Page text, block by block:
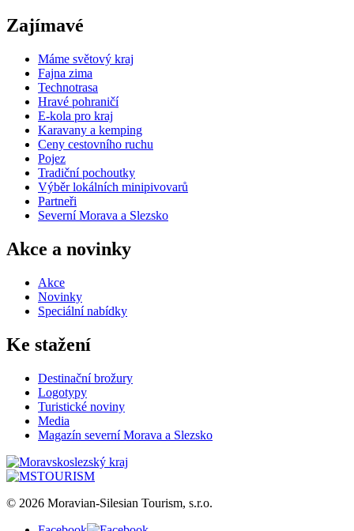
Zajímavé
Máme světový kraj
Fajna zima
Technotrasa
Hravé pohraničí
E-kola pro kraj
Karavany a kemping
Ceny cestovního ruchu
Pojez
Tradiční pochoutky
Výběr lokálních minipivovarů
Partneři
Severní Morava a Slezsko
Akce a novinky
Akce
Novinky
Speciální nabídky
Ke stažení
Destinační brožury
Logotypy
Turistické noviny
Media
Magazín severní Morava a Slezsko
© 2026 Moravian-Silesian Tourism, s.r.o.